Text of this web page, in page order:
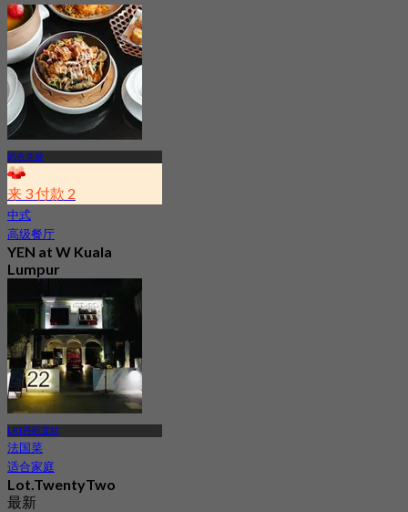
4.3
起RM 69
武吉免登
来 3 付款 2
中式
高级餐厅
YEN at W Kuala
Lumpur
432 已预订
RM 83.38
LRT丹旺宜站
法国菜
适合家庭
Lot.TwentyTwo
最新